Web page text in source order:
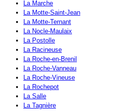
La Marche
La Motte-Saint-Jean
La Motte-Ternant
La Nocle-Maulaix
La Postolle
La Racineuse
La Roche-en-Brenil
La Roche-Vanneau
La Roche-Vineuse
La Rochepot
La Salle
La Tagnière